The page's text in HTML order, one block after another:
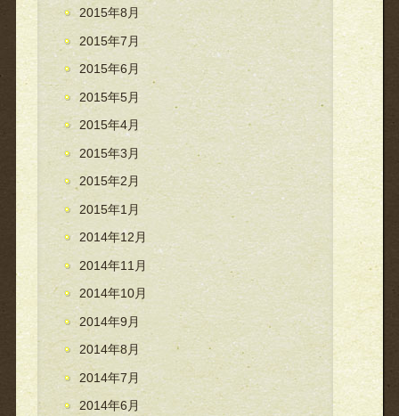
2015年8月
2015年7月
2015年6月
2015年5月
2015年4月
2015年3月
2015年2月
2015年1月
2014年12月
2014年11月
2014年10月
2014年9月
2014年8月
2014年7月
2014年6月